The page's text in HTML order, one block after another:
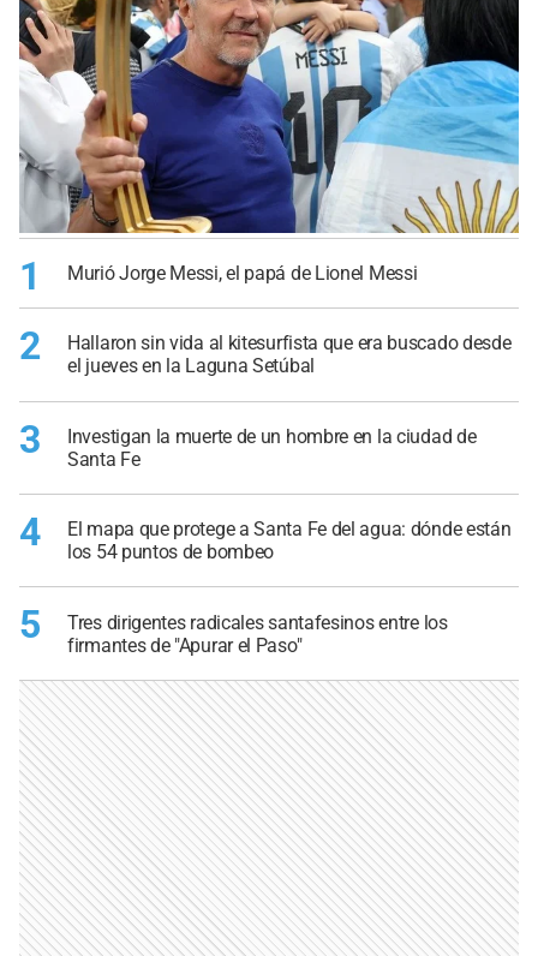
1 Murió Jorge Messi, el papá de Lionel Messi
2
Hallaron sin vida al kitesurfista que era buscado desde
el jueves en la Laguna Setúbal
3
Investigan la muerte de un hombre en la ciudad de
Santa Fe
4
El mapa que protege a Santa Fe del agua: dónde están
los 54 puntos de bombeo
5
Tres dirigentes radicales santafesinos entre los
firmantes de "Apurar el Paso"